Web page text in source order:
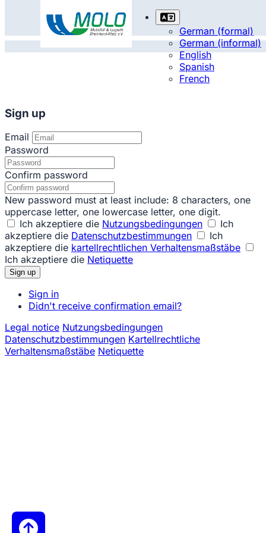
German (formal)
German (informal)
English
Spanish
French
Sign up
Email
Password
Confirm password
New password must at least include: 8 characters, one
uppercase letter, one lowercase letter, one digit.
Ich akzeptiere die Nutzungsbedingungen
Ich
akzeptiere die Datenschutzbestimmungen
Ich
akzeptiere die kartellrechtlichen Verhaltensmaßstäbe
Ich akzeptiere die Netiquette
Sign in
Didn't receive confirmation email?
Legal notice Nutzungsbedingungen
Datenschutzbestimmungen Kartellrechtliche
Verhaltensmaßstäbe Netiquette